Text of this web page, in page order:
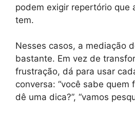
podem exigir repertório que
tem.
Nesses casos, a mediação
bastante. Em vez de
frustração, dá para usar
conversa: “você sabe quem
dê uma dica?”, “vamos